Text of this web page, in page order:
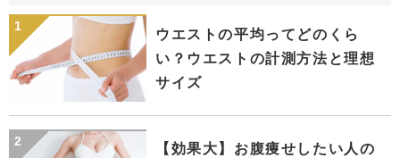
ウエストの平均ってどのくら
い？ウエストの計測方法と理想
サイズ
【効果大】お腹痩せしたい人の